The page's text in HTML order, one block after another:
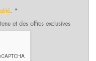
. *
et des offres exclusives